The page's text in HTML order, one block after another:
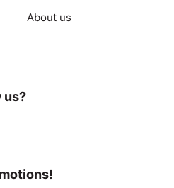
About us
us?